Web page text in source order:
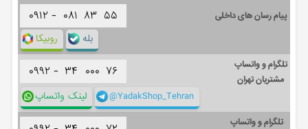
پیام رسان های داخلی ۰۹۱۲ - ۰۸۱ ۸۳ ۵۵
روبیکا بله
تلگرام و واتساپ
مشتریان تهران
۰۹۹۲ - ۳۴ ۰۰۰ ۷۶
لینک واتساپ @YadakShop_Tehran
تلگرام و واتساپ